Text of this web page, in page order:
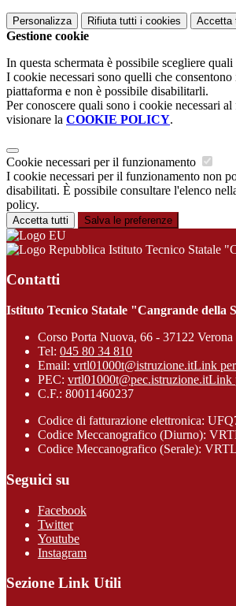
Personalizza Rifiuta tutti i cookies Accetta
Gestione cookie
In questa schermata è possibile scegliere
I cookie necessari sono quelli che
piattaforma e non è possibile disabilitarli.
Per conoscere quali sono i cookie necessari
visionare la COOKIE POLICY.
Cookie necessari per il funzionamento
I cookie necessari per il funzionamento non
disabilitati. È possibile consultare l'elenco
policy.
Accetta tutti Salva le preferenze
Istituto Tecnico Statale
Contatti
Istituto Tecnico Statale "Cangrande della
Corso Porta Nuova, 66 - 37122 Verona
Tel: 045 80 34 810
Email: vrtl01000t@istruzione.itLink
PEC: vrtl01000t@pec.istruzione.itLink
C.F.: 80011460237
Codice di fatturazione elettronica:
Codice Meccanografico (Diurno):
Codice Meccanografico (Serale):
Seguici su
Facebook
Twitter
Youtube
Instagram
Sezione Link Utili